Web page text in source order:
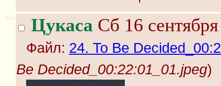
>> Цукаса Сб 16
Файл: 24. To Be
Be Decided_00:22:01_01.jpeg)